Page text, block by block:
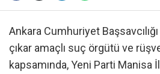
Ankara Cumhuriyet
çıkar amaçlı suç örgütü ve
kapsamında, Yeni Parti Manisa